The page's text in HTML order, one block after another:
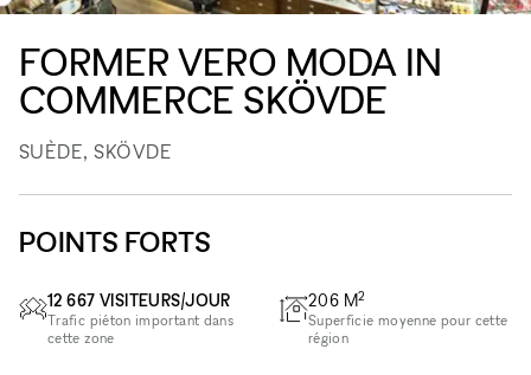
FORMER VERO MODA IN
COMMERCE SKÖVDE
SUÈDE, SKÖVDE
POINTS FORTS
12 667 VISITEURS/JOUR
Trafic piéton important dans
cette zone
206 M2
Superficie moyenne pour cette
région